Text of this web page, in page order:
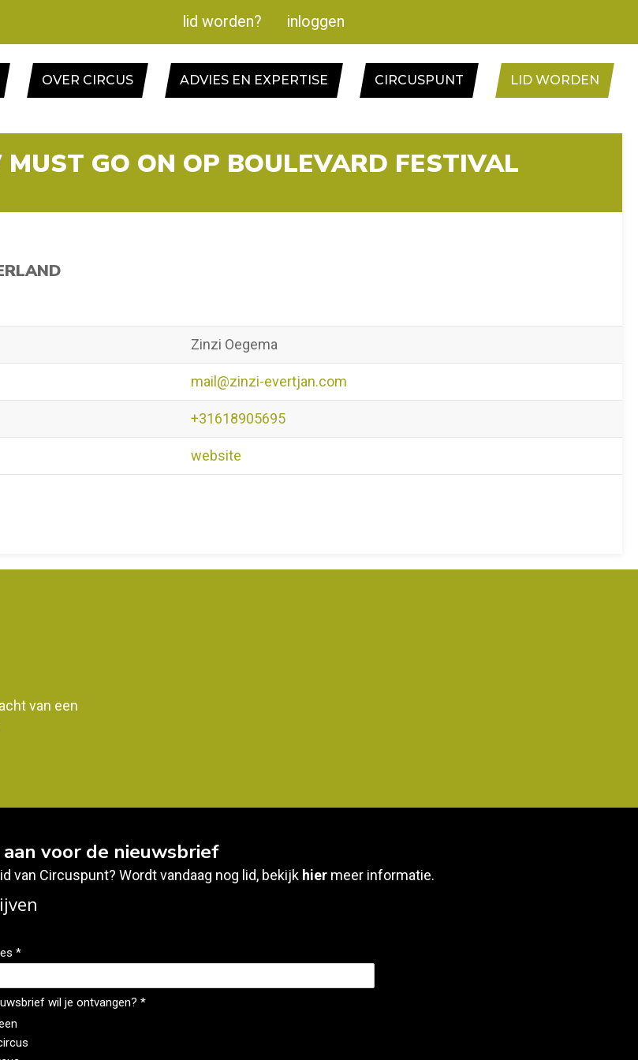
lid worden? inloggen
OVER CIRCUS ADVIES EN EXPERTISE CIRCUSPUNT LID WORDEN
GO ON OP BOULEVARD FESTIVAL
Zinzi Oegema
mail@zinzi-evertjan.com
+31618905695
website
van een
voor de nieuwsbrief
van Circuspunt? Wordt vandaag nog lid, bekijk hier meer informatie.
*
wil je ontvangen? *